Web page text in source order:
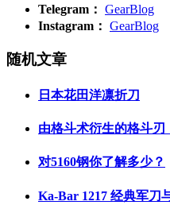
Telegram： GearBlog
Instagram： GearBlog
随机文章
日本花田洋凛折刀
由格斗术衍生的格斗刃
对5160钢你了解多少？
Ka-Bar 1217 经典军刀